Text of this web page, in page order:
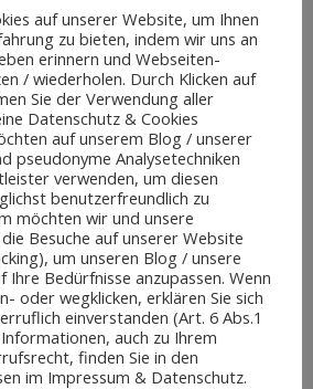
velit esse cillum dolore.
absenden
wird nicht veröffentlicht.
sind mit*markiert
auf unserer Website, um Ihnen
zu bieten, indem wir uns an
erinnern und Webseiten-
/ wiederholen. Durch Klicken auf
Sie der Verwendung aller
Datenschutz & Cookies
auf unserem Blog / unserer
pseudonyme Analysetechniken
verwenden, um diesen
benutzerfreundlich zu
möchten wir und unsere
Besuche auf unserer Website
um unseren Blog / unsere
Bedürfnisse anzupassen. Wenn
oder wegklicken, erklären Sie sich
einverstanden (Art. 6 Abs.1
auch zu Ihrem
finden Sie in den
im Impressum & Datenschutz.